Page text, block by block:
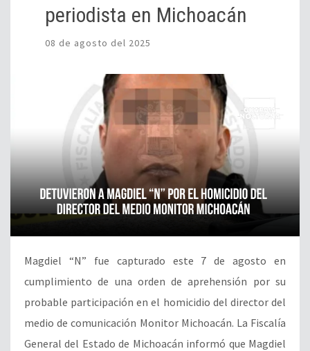
periodista en Michoacán
08 de agosto del 2025
Magdiel “N” fue capturado este 7 de agosto en
cumplimiento de una orden de aprehensión por su
probable participación en el homicidio del director del
medio de comunicación Monitor Michoacán. La Fiscalía
General del Estado de Michoacán informó que Magdiel